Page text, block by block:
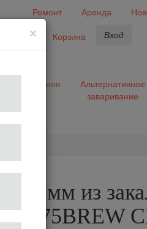
Ремонт Аренда
Корзина Вход
Разное
Альтернативное
заваривание
75 мм из
×